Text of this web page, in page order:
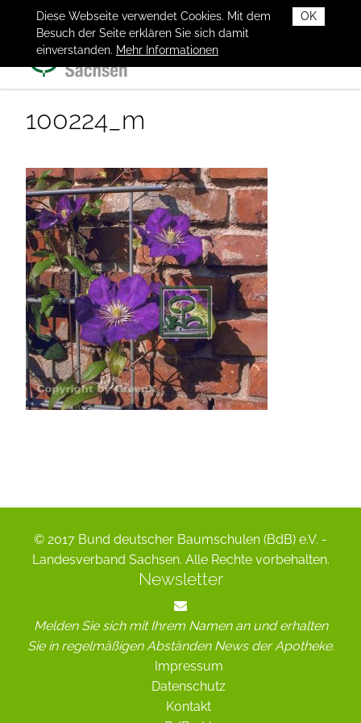
OK
Diese Webseite verwendet Cookies. Mit dem
Besuch der Seite erklären Sie sich damit
einverstanden. Mehr Informationen
100224_m
© 2017 Bund deutscher Baumschulen (BdB) e.V. -
Landesverband Sachsen. Alle Rechte vorbehalten.
Newsletter
Melden Sie sich mit Ihrem Namen an und erhalten
Sie in regelmäßigen Abständen News der Apotheke.
Impressum
Datenschutz
Kontakt